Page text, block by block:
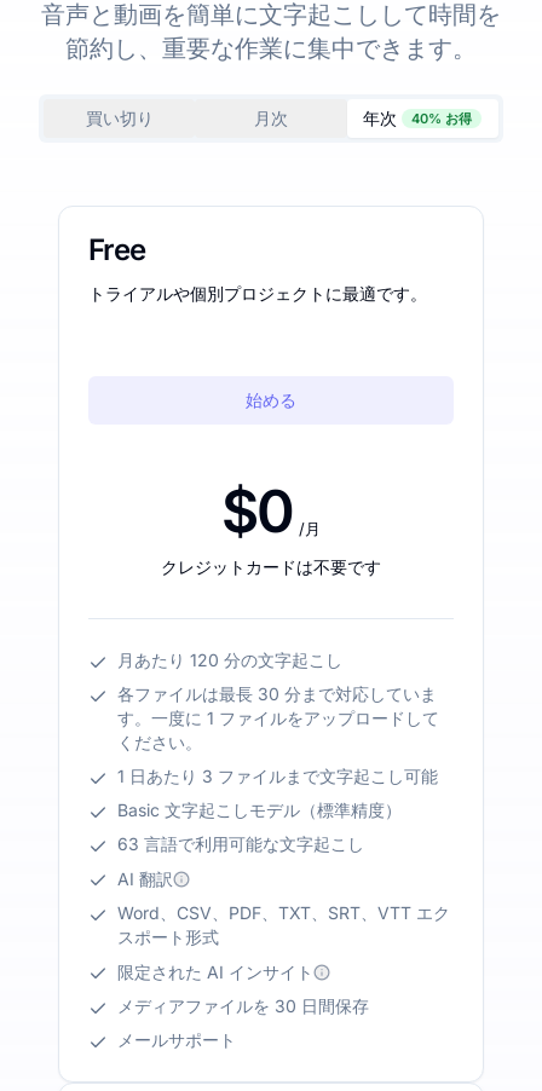
音声と動画を簡単に文字起こしして時間を
節約し、重要な作業に集中できます。
買い切り 月次 年次 40% お得
Free
トライアルや個別プロジェクトに最適です。
始める
$0 /月
クレジットカードは不要です
月あたり 120 分の文字起こし
各ファイルは最長 30 分まで対応していま
す。一度に 1 ファイルをアップロードして
ください。
1 日あたり 3 ファイルまで文字起こし可能
Basic 文字起こしモデル（標準精度）
63 言語で利用可能な文字起こし
AI 翻訳
Word、CSV、PDF、TXT、SRT、VTT エク
スポート形式
限定された AI インサイト
メディアファイルを 30 日間保存
メールサポート